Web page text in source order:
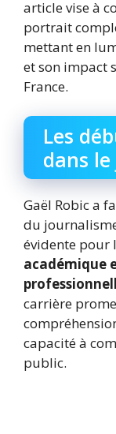
article vise à
portrait
mettant en
et son impact
France.
Les
dans
Gaël Robic a
du
évidente pour
académique
carrière
capacité à
public.